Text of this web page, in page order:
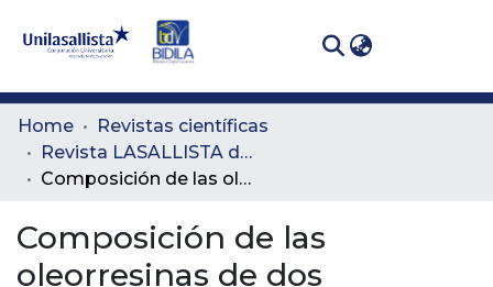
Communities
& Collections
All of DSpace
Statistics
Home
Revistas científicas
Revista LASALLISTA de Investigación
Composición de las oleorresinas de dos variedades de ají picante (habanero y tabasco) obtenidas mediante lixiviación con solventes orgánicos
Composición de las
oleorresinas de dos